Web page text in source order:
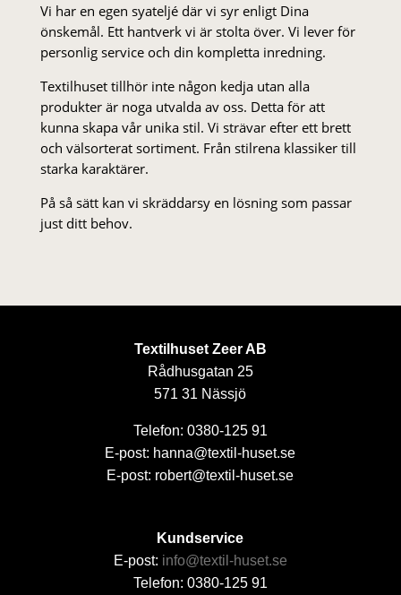
Vi har en egen syateljé där vi syr enligt Dina
önskemål. Ett hantverk vi är stolta över. Vi lever för
personlig service och din kompletta inredning.
Textilhuset tillhör inte någon kedja utan alla
produkter är noga utvalda av oss. Detta för att
kunna skapa vår unika stil. Vi strä­var efter ett brett
och välsorterat sor­ti­ment. Från stil­rena klas­siker till
starka karaktärer.
På så sätt kan vi skräddarsy en lösning som passar
just ditt behov.
Textilhuset Zeer AB
Rådhusgatan 25
571 31 Nässjö
Telefon: 0380-125 91
E-post: hanna@textil-huset.se
E-post: robert@textil-huset.se
Kundservice
E-post: info@textil-huset.se
Telefon: 0380-125 91